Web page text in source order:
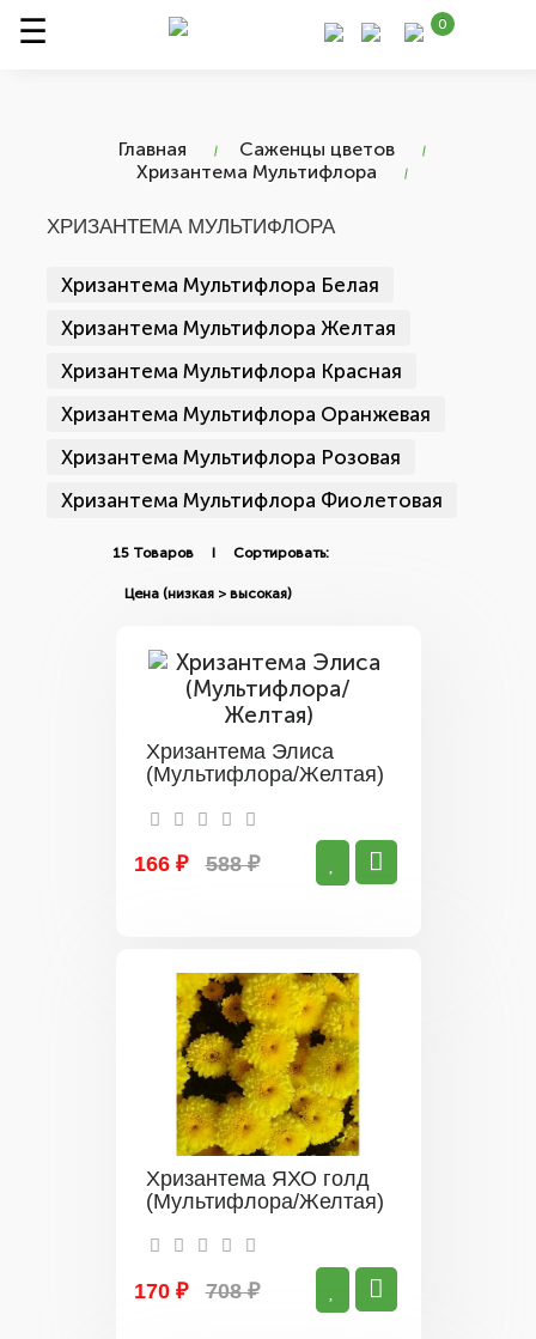
0
Главная
Саженцы цветов
Хризантема Мультифлора
ХРИЗАНТЕМА МУЛЬТИФЛОРА
Хризантема Мультифлора Белая
Хризантема Мультифлора Желтая
Хризантема Мультифлора Красная
Хризантема Мультифлора Оранжевая
Хризантема Мультифлора Розовая
Хризантема Мультифлора Фиолетовая
15 Товаров I Сортировать:
Хризантема Элиса
(Мультифлора/Желтая)
166 ₽ 588 ₽
Хризантема ЯХО голд
(Мультифлора/Желтая)
170 ₽ 708 ₽